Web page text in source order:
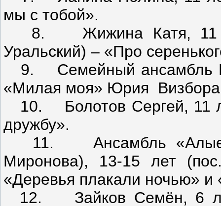
мы с тобой».
8. Жижина Катя, 11
Уральский) – «Про
9. Семейный ансамбль
«Милая моя» Юрия
10. Болотов Сергей, 11
дружбу».
11. Ансамбль «Алые
Миронова), 13-15 лет
«Деревья плакали ночью» и
12. Зайков Семён, 6